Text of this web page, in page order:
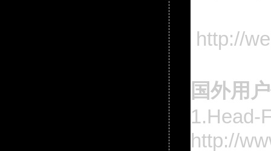
http://
国外用
1.Head-
http://